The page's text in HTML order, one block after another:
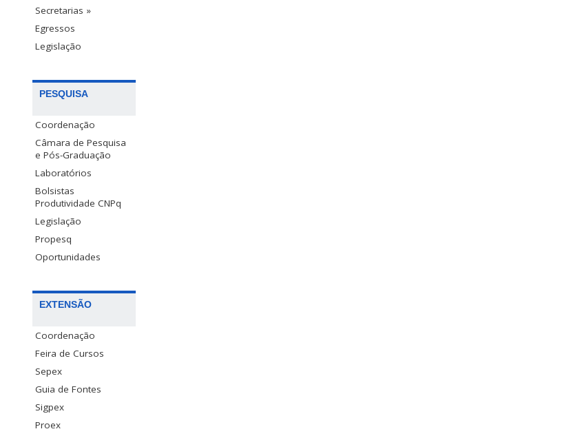
Secretarias »
Egressos
Legislação
PESQUISA
Coordenação
Câmara de Pesquisa
e Pós-Graduação
Laboratórios
Bolsistas
Produtividade CNPq
Legislação
Propesq
Oportunidades
EXTENSÃO
Coordenação
Feira de Cursos
Sepex
Guia de Fontes
Sigpex
Proex